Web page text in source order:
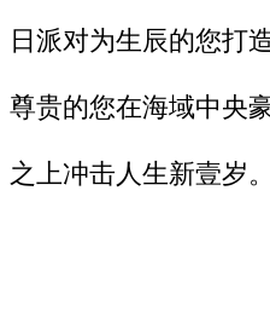
日派对为生辰的您打
尊贵的您在海域中央
之上冲击人生新壹岁。